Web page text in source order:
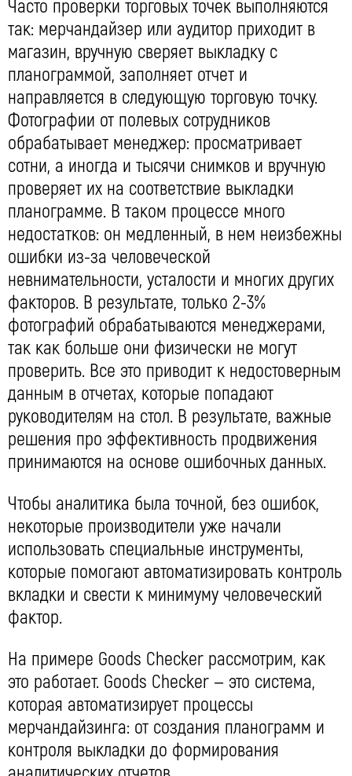
Часто проверки торговых точек выполняются
так: мерчандайзер или аудитор приходит в
магазин, вручную сверяет выкладку с
планограммой, заполняет отчет и
направляется в следующую торговую точку.
Фотографии от полевых сотрудников
обрабатывает менеджер: просматривает
сотни, а иногда и тысячи снимков и вручную
проверяет их на соответствие выкладки
планограмме. В таком процессе много
недостатков: он медленный, в нем неизбежны
ошибки из-за человеческой
невнимательности, усталости и многих других
факторов. В результате, только 2-3%
фотографий обрабатываются менеджерами,
так как больше они физически не могут
проверить. Все это приводит к недостоверным
данным в отчетах, которые попадают
руководителям на стол. В результате, важные
решения про эффективность продвижения
принимаются на основе ошибочных данных.
Чтобы аналитика была точной, без ошибок,
некоторые производители уже начали
использовать специальные инструменты,
которые помогают автоматизировать контроль
вкладки и свести к минимуму человеческий
фактор.
На примере Goods Checker рассмотрим, как
это работает. Goods Checker — это система,
которая автоматизирует процессы
мерчандайзинга: от создания планограмм и
контроля выкладки до формирования